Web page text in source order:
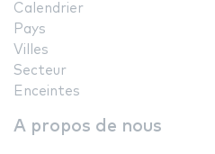
Calendrier
Pays
Villes
Secteur
Enceintes
A propos de nous